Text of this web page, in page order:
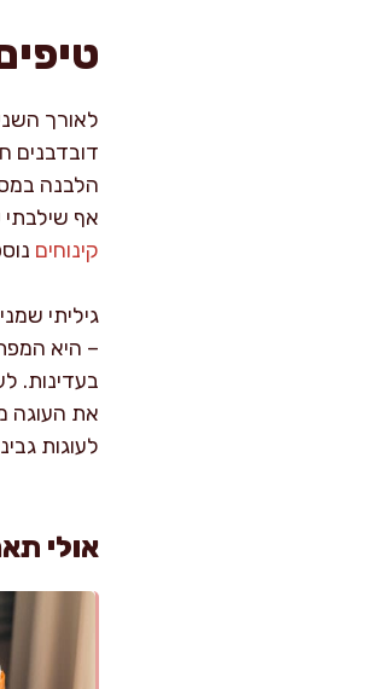
לאורך
דובדבנים
הלבנה
אף
קינוחים
גיליתי
– היא
בעדינות.
את העוגה
לעוגות
אולי